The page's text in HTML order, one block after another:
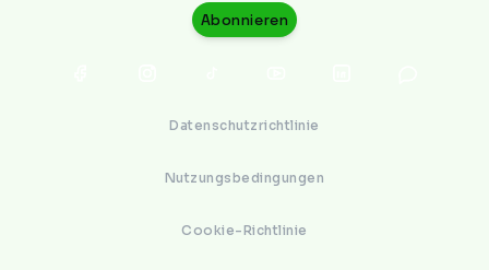
Abonnieren
Datenschutzrichtlinie
Nutzungsbedingungen
Cookie-Richtlinie